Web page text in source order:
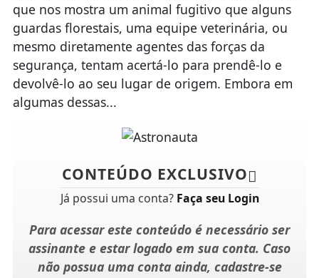
que nos mostra um animal fugitivo que alguns
guardas florestais, uma equipe veterinária, ou
mesmo diretamente agentes das forças da
segurança, tentam acertá-lo para prendê-lo e
devolvê-lo ao seu lugar de origem. Embora em
algumas dessas...
CONTEÚDO EXCLUSIVO
Já possui uma conta? Faça seu Login
Para acessar este conteúdo é necessário ser
assinante e estar logado em sua conta. Caso
não possua uma conta ainda, cadastre-se